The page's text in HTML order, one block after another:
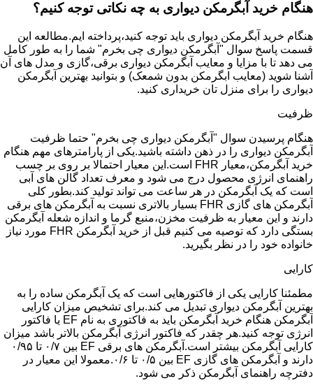
هنگام خرید آبگرمکن دیواری به چه نکاتی توجه کنیم؟
هنگام خرید آبگرمکن دیواری باید توجه کنید،پرداخته ایم.مطالعه این
قسمت پاسخ سوال "آبگرمکن دیواری چی بخرم" شما را به طور کامل
می دهد تا با مزایا و معایب آبگرمکن دیواری برقی،گازی و مدل های آن
آشنا شوید (معایب ابگرمکن بدون شمعک) و بتوانید بهترین آبگرمکن
دیواری را برای منزل تان خریداری کنید.
ظرفیت
هنگام پرسیدن سوال "آبگرمکن دیواری چی بخرم" حتما ظرفیت
آبگرمکن دیواری را در ذهن داشته باشید.یکی از پارامترهای مهم هنگام
خرید آبگرمکن،معیار FHR است.این معیار احتمالا بر روی بر چسب
راهنمای انرژی محصول درج می شود و معرف تعداد گالن های آبی
است که یک آبگرمکن در هر ساعت می تواند تولید کند.بطور کلی
آبگرمکن های گازی FHR بسیار بالاتری نسبت به آبگرمکن های برقی
دارند و این معیار به ظرفیت مخزن،منبع گرما و اندازه شعله آبگرمکن
بستگی دارد که توصیه می کنیم قبل از خرید آبگرمکن FHR مورد نیاز
خانواده خود را در نظر بگیرید.
کارایی
مطمئنا کارایی یکی از فاکتورهایی است که یک آبگرمکن ساده را به
بهترین آبگرمکن دیواری تبدیل می کند.برای تشخیص میزان کارایی
آبگرمکن هنگام خرید آبگرمکن باید به فاکتوری به نام EF یا فاکتور
انرژی توجه کنید.هر چقدر که فاکتور انرژی آبگرمکن بالاتر باشد میزان
کارایی آبگرمکن بیشتر است.آبگرمکن های برقی EF بین ۰/۷ تا ۰/۹۵
دارند و آبگرمکن های گازی EF بین ۰/۵ تا ۰/۶.معمولا این معیار در
دفترچه راهنمای آبگرمکن ذکر می شود.